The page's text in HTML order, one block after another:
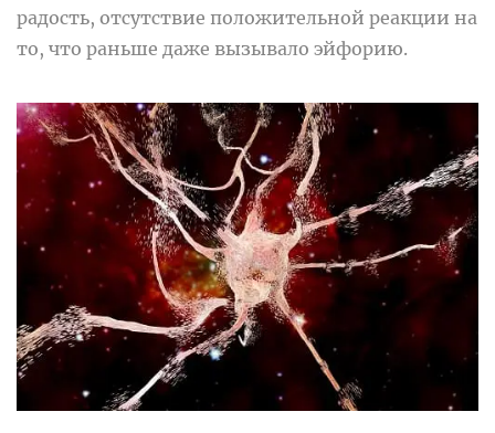
радость, отсутствие положительной реакции на
то, что раньше даже вызывало эйфорию.